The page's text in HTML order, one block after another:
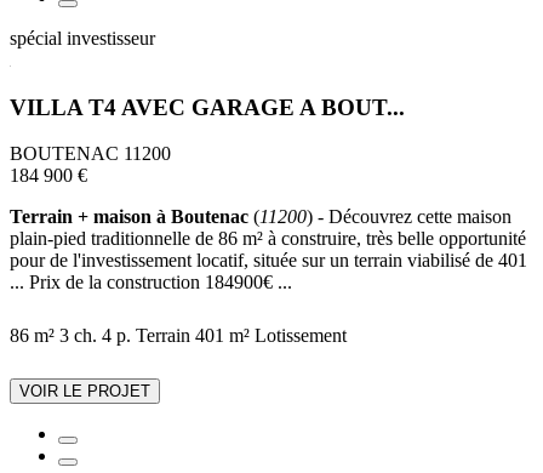
spécial investisseur
VILLA T4 AVEC GARAGE A BOUT...
BOUTENAC 11200
184 900 €
Terrain + maison à Boutenac (11200) - Découvrez cette maison
plain-pied traditionnelle de 86 m² à construire, très belle opportunité
pour de l'investissement locatif, située sur un terrain viabilisé de 401
... Prix de la construction 184900€ ...
86 m² 3 ch. 4 p. Terrain 401 m² Lotissement
VOIR LE PROJET